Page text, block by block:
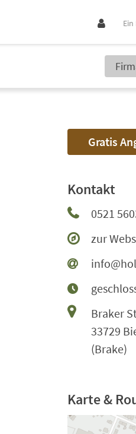
Gratis
Kontakt
0521
zur
Braker
33729
(Brake)
Karte &